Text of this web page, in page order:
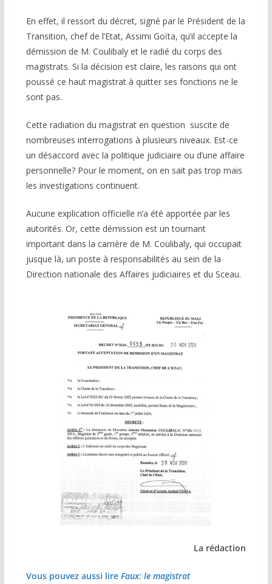
En effet, il ressort du décret, signé par le Président de la
Transition, chef de l’Etat, Assimi Goïta, qu’il accepte la
démission de M. Coulibaly et le radié du corps des
magistrats. Si la décision est claire, les raisons qui ont
poussé ce haut magistrat à quitter ses fonctions ne le
sont pas.
Cette radiation du magistrat en question suscite de
nombreuses interrogations à plusieurs niveaux. Est-ce
un désaccord avec la politique judiciaire ou d’une affaire
personnelle? Pour le moment, on en sait pas trop mais
les investigations continuent.
Aucune explication officielle n’a été apportée par les
autorités. Or, cette démission est un tournant
important dans la carrière de M. Coulibaly, qui occupait
jusque là, un poste à responsabilités au sein de la
Direction nationale des Affaires judiciaires et du Sceau.
La rédaction
Vous pouvez aussi lireFaux: le magistrat